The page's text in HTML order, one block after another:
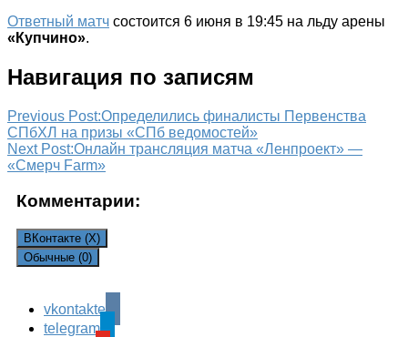
Ответный матч состоится 6 июня в 19:45 на льду арены
«Купчино».
Навигация по записям
Previous Post:Определились финалисты Первенства
СПбХЛ на призы «СПб ведомостей»
Next Post:Онлайн трансляция матча «Ленпроект» —
«Смерч Farm»
Комментарии:
ВКонтакте (X)
Обычные (0)
Leave a Reply
vkontakte
telegram